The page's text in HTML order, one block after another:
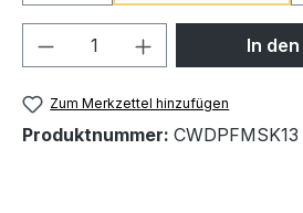
Produkt Anzahl: Gib
In
Zum Merkzettel hinzufügen
Produktnummer: CWDPFMSK13